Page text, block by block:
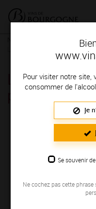
Pour visiter notre site,
consommer de
Je
Se souvenir
Ne cochez pas cette
par Charles